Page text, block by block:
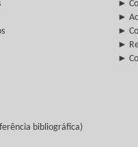
►
►
►
►
►
bibliográfica)